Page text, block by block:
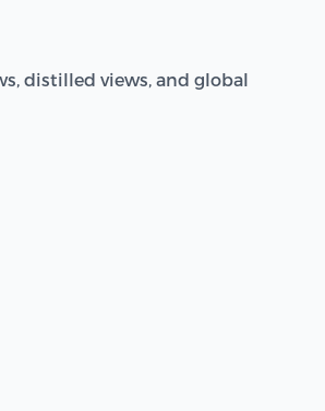
distilled views, and global